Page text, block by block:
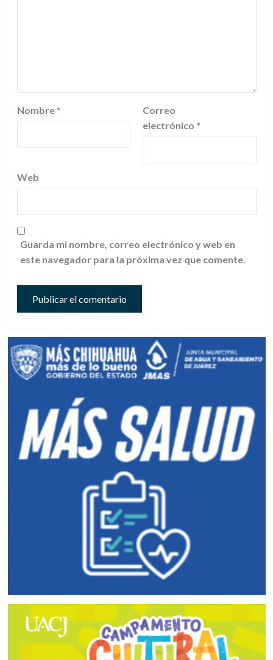
Nombre *
Correo
electrónico *
Web
Guarda mi nombre, correo electrónico y web en
este navegador para la próxima vez que comente.